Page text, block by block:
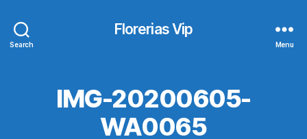
Search
Florerias Vip
Menu
IMG-20200605-
WA0065